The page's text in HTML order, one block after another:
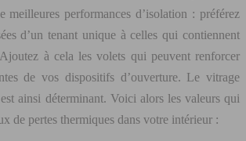
meilleures performances d’isolation : préférez
d’un tenant unique à celles qui contiennent
à cela les volets qui peuvent renforcer
de vos dispositifs d’ouverture. Le vitrage
ainsi déterminant. Voici alors les valeurs qui
de pertes thermiques dans votre intérieur :